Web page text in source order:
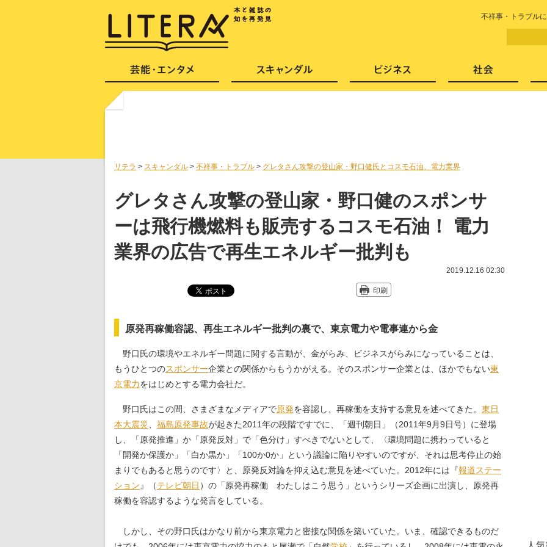
不祥事・トラブル
リテラ > スキャンダル > 不祥事・トラブル > グレタさん攻撃の登山家・野口健氏とコスモ石油、電力業界
グレタさん攻撃の登山家・野口健のスポンサ
ーは飛行機燃料も販売するコスモ石油！ 電力
業界の広告で再生エネルギー批判も
2019.12.16 02:30
印刷
原発再稼働容認、再生エネルギー批判の裏で、東京電力や電事連から金
野口氏の環境やエネルギー問題に関する言動が、金がらみ、ビジネスがらみになっていることは、
もうひとつのスポンサー企業との関係からもうかがえる。そのスポンサー企業とは、ほかでもない東
京電力をはじめとする電力会社だ。
野口氏はこの間、さまざまなメディアで原発を容認し、再稼働を支持する意見を述べてきた。 東日
本大震災
福島原発事故が起きた2011年の段階ですでに、「週刊朝日」（2011年9月9日号）に登場
し、「原発推進」か「原発反対」で「色分け」すべきでないとして、〈環境問題に携わっていると
「開発か保護か」「白か黒か」「100か0か」という議論に陥りやすいのですが、それは思考停止の始
まりでもあると思うのです〉と、原発反対論を抑え込む意見を述べていた。2012年には『報道ステー
ション 』（テレビ朝日 ）の「原発再稼働 わたしはこう思う」というシリーズ企画に出演し、原発再
稼働を容認するような発言をしている。
しかし、その野口氏はかなり前から東京電力と密接な関係を築いていた。いま、確認できるものだ
芸能・エンタメ スキャンダル